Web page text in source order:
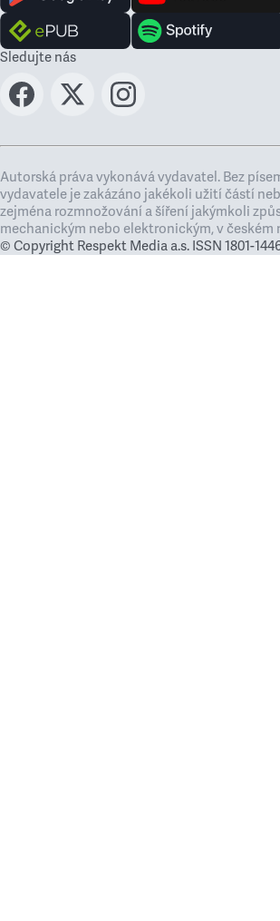
Sledujte nás
Autorská práva vykonává vydavatel. Bez
vydavatele je zakázáno jakékoli užití částí
zejména rozmnožování a šíření jakýmkoli
mechanickým nebo elektronickým, v českém
© Copyright Respekt Media a.s. ISSN 1801-